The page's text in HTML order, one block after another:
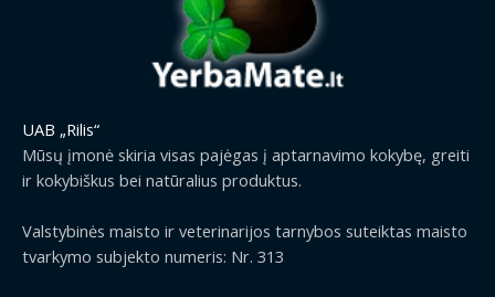
UAB „Rilis“
Mūsų įmonė skiria visas pajėgas į aptarnavimo kokybę, greiti
ir kokybiškus bei natūralius produktus.
Valstybinės maisto ir veterinarijos tarnybos suteiktas maisto
tvarkymo subjekto numeris: Nr. 313